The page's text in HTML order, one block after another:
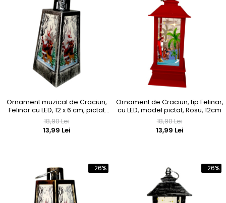
Ornament muzical de Craciun,
Felinar cu LED, 12 x 6 cm, pictat
manual, argintiu
18,90 Lei
13,99 Lei
Ornament de Craciun, tip Felinar,
cu LED, model pictat, Rosu, 12cm
18,90 Lei
13,99 Lei
-26% -26%